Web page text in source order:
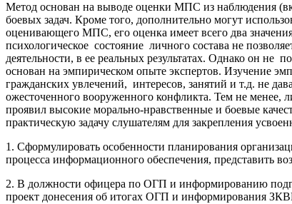
Метод основан на выводе оценки МПС из наблюдения
боевых задач. Кроме того, дополнительно могут
оценивающего МПС, его оценка имеет всего два
психологическое состояние личного состава не
деятельности, в ее реальных результатах. Однако он не
основан на эмпирическом опыте экспертов. Изучение
гражданских увлечений, интересов, занятий и т.д. не
ожесточенного вооруженного конфликта. Тем не менее,
проявил высокие морально-нравственные и боевые
практическую задачу слушателям для закрепления
1. Сформулировать особенности планирования
процесса информационного обеспечения, представить
2. В должности офицера по ОГП и информированию
проект донесения об итогах ОГП и информирования